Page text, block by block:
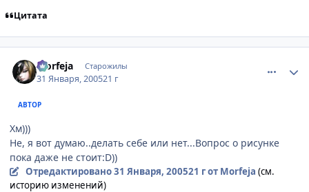
Цитата
Morfeja Старожилы
31 Января, 200521 г
АВТОР
Хм)))
Не, я вот думаю..делать себе или нет...Вопрос о рисунке
пока даже не стоит:D))
Отредактировано31 Января, 200521 гот Morfeja (см.
историю изменений)